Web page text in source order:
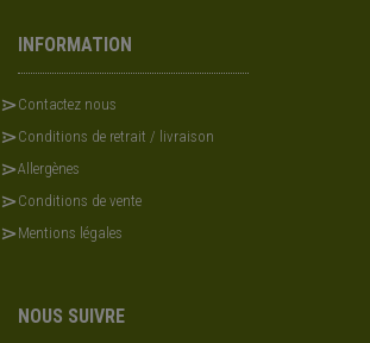
INFORMATION
Contactez nous
Conditions de retrait / livraison
Allergènes
Conditions de vente
Mentions légales
NOUS SUIVRE